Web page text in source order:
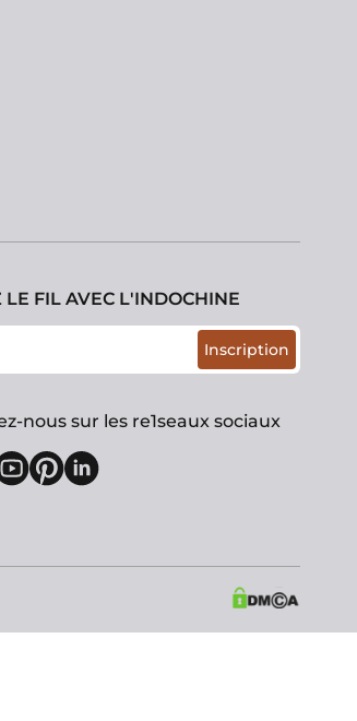
LE FIL AVEC L'INDOCHINE
Inscription
nous sur les re1seaux sociaux